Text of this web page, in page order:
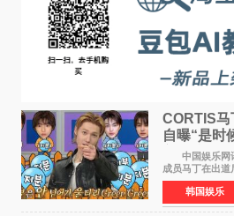
CORTIS马
自曝“是时
美巡演火
中国娱乐网讯
成员马丁在出道
目，展现了多
播出的MBC《
之间，
韩国娱乐